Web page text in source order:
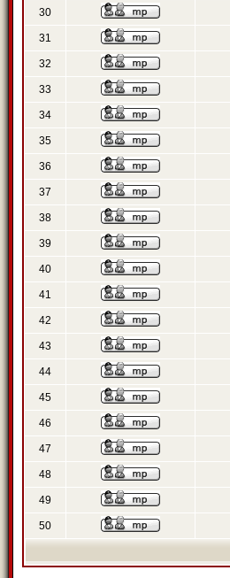
30
31
32
33
34
35
36
37
38
39
40
41
42
43
44
45
46
47
48
49
50